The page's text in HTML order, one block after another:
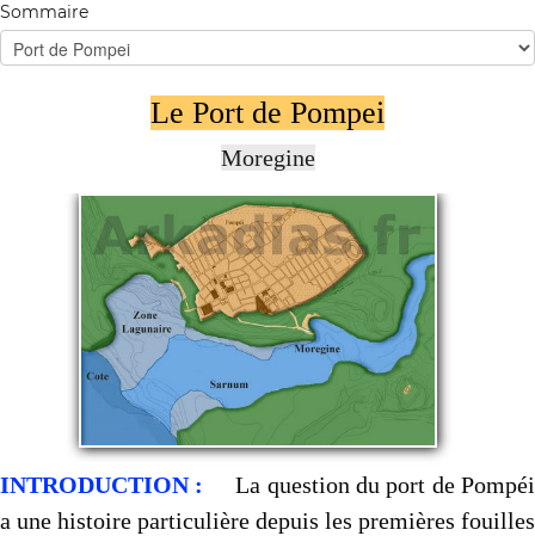
Rome
Quotidien..
Autres.. ▼
Sommaire
Sommaire
Le Port de Pompei
Moregine
INTRODUCTION :La question du port de Pompéi
a une histoire particulière depuis les premières fouilles